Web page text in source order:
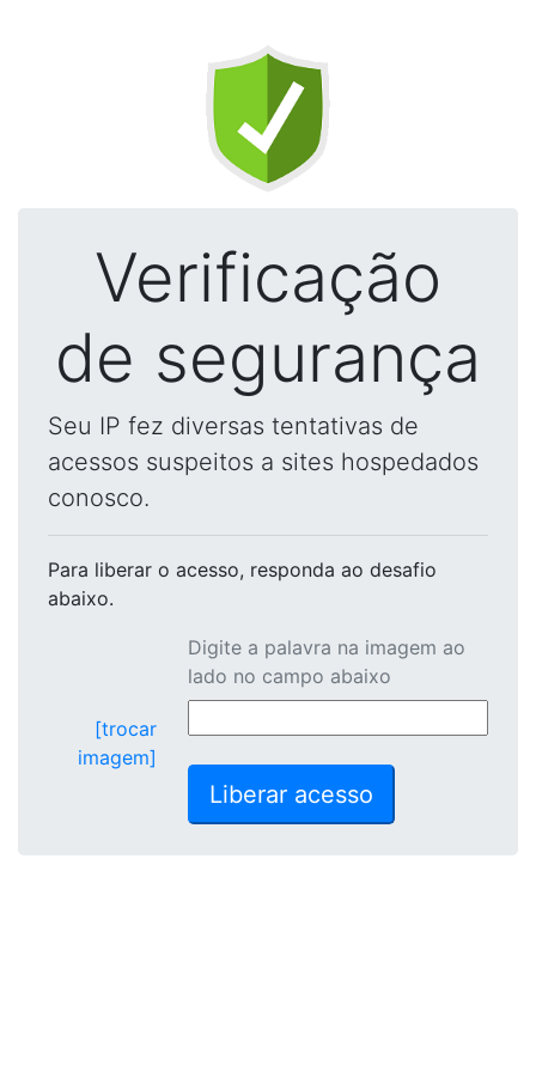
Verificação
de segurança
Seu IP fez diversas tentativas de
acessos suspeitos a sites hospedados
conosco.
Para liberar o acesso, responda ao desafio
abaixo.
[trocar
imagem]
Digite a palavra na imagem ao
lado no campo abaixo